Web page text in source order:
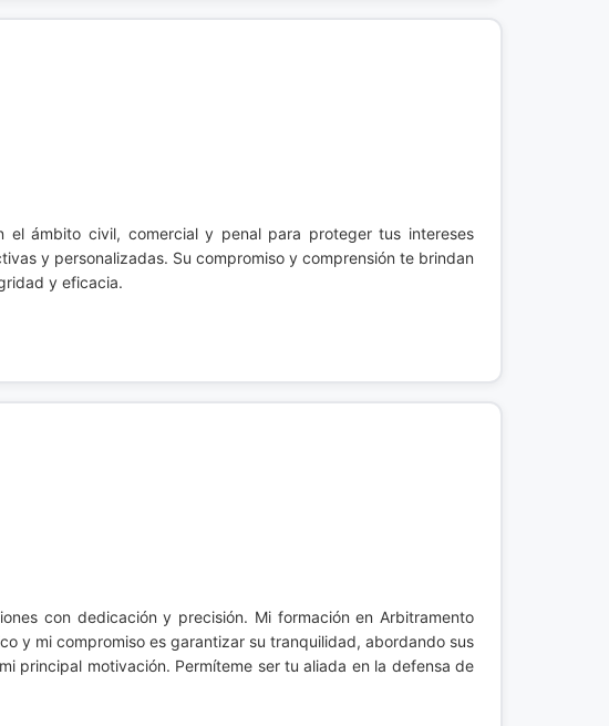
el ámbito civil, comercial y penal para proteger tus intereses
y personalizadas. Su compromiso y comprensión te brindan
y eficacia.
con dedicación y precisión. Mi formación en Arbitramento
y mi compromiso es garantizar su tranquilidad, abordando sus
principal motivación. Permíteme ser tu aliada en la defensa de